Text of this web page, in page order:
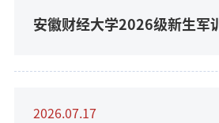
安徽财经大学2026级新生军
2026.07.17